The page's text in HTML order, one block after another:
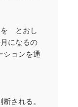
を とおし
になるの
ョンを通
される。